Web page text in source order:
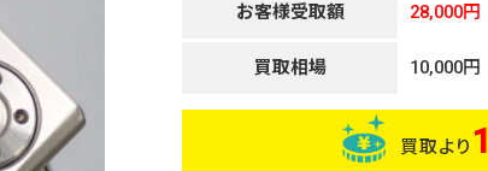
お客様受取額 28,000円
買取相場 10,000円
買取より